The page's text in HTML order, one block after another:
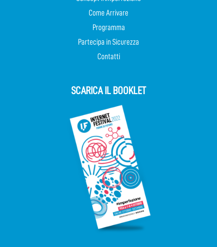
Come Arrivare
Programma
Partecipa in Sicurezza
Contatti
SCARICA IL BOOKLET